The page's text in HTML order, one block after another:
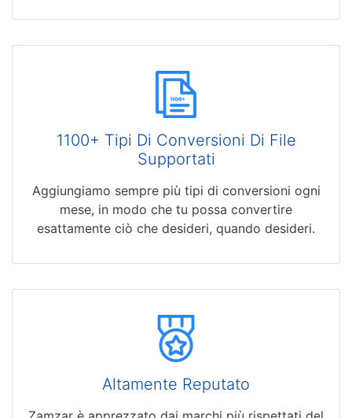
1100+ Tipi Di Conversioni Di File
Supportati
Aggiungiamo sempre più tipi di conversioni ogni
mese, in modo che tu possa convertire
esattamente ciò che desideri, quando desideri.
Altamente Reputato